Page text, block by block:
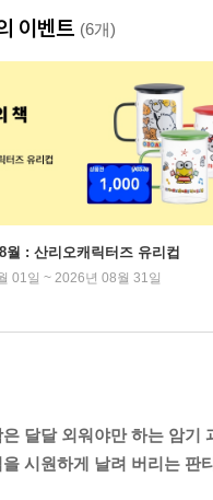
이벤트 (6개)
월 : 산리오캐릭터즈 유리컵
01일 ~ 2026년 08월 31일
달달 외워야만 하는 암기
을 시원하게 날려 버리는 판